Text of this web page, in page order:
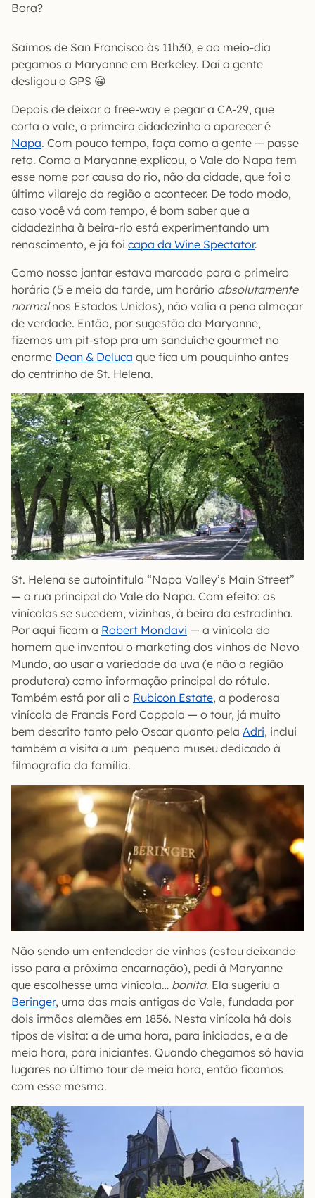
Bora?
Saímos de San Francisco às 11h30, e ao meio-dia
pegamos a Maryanne em Berkeley. Daí a gente
desligou o GPS 😀
Depois de deixar a free-way e pegar a CA-29, que
corta o vale, a primeira cidadezinha a aparecer é
Napa. Com pouco tempo, faça como a gente — passe
reto. Como a Maryanne explicou, o Vale do Napa tem
esse nome por causa do rio, não da cidade, que foi o
último vilarejo da região a acontecer. De todo modo,
caso você vá com tempo, é bom saber que a
cidadezinha à beira-rio está experimentando um
renascimento, e já foi capa da Wine Spectator.
Como nosso jantar estava marcado para o primeiro
horário (5 e meia da tarde, um horário absolutamente
normalnos Estados Unidos), não valia a pena almoçar
de verdade. Então, por sugestão da Maryanne,
fizemos um pit-stop pra um sanduíche gourmet no
enorme Dean & Deluca que fica um pouquinho antes
do centrinho de St. Helena.
St. Helena se autointitula “Napa Valley’s Main Street”
— a rua principal do Vale do Napa. Com efeito: as
vinícolas se sucedem, vizinhas, à beira da estradinha.
Por aqui ficam a Robert Mondavi — a vinícola do
homem que inventou o marketing dos vinhos do Novo
Mundo, ao usar a variedade da uva (e não a região
produtora) como informação principal do rótulo.
Também está por ali o Rubicon Estate, a poderosa
vinícola de Francis Ford Coppola — o tour, já muito
bem descrito tanto pelo Oscar quanto pela Adri, inclui
também a visita a um pequeno museu dedicado à
filmografia da família.
Não sendo um entendedor de vinhos (estou deixando
isso para a próxima encarnação), pedi à Maryanne
que escolhesse uma vinícola… bonita. Ela sugeriu a
Beringer, uma das mais antigas do Vale, fundada por
dois irmãos alemães em 1856. Nesta vinícola há dois
tipos de visita: a de uma hora, para iniciados, e a de
meia hora, para iniciantes. Quando chegamos só havia
lugares no último tour de meia hora, então ficamos
com esse mesmo.